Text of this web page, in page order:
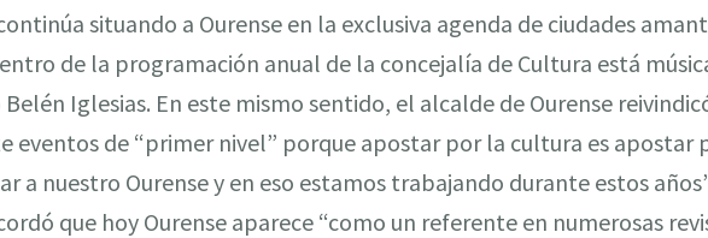
situando a Ourense en la exclusiva agenda de ciudades
de la programación anual de la concejalía de Cultura está
Iglesias. En este mismo sentido, el alcalde de Ourense
eventos de “primer nivel” porque apostar por la cultura es apostar
a nuestro Ourense y en eso estamos trabajando durante estos
que hoy Ourense aparece “como un referente en numerosas